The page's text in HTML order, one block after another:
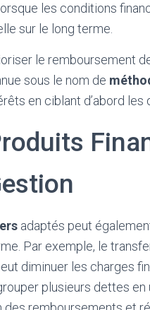
les conditions
sur le long terme.
le remboursement
sous le nom de
en ciblant d’abord les
adaptés peut
Par exemple, le
diminuer les charges
plusieurs dettes en